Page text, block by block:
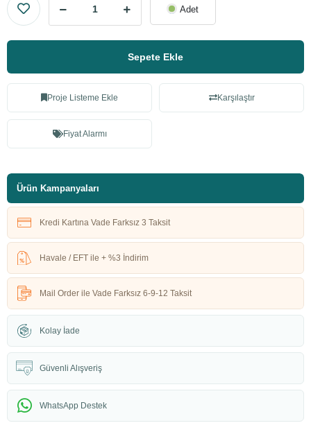
Adet
Sepete Ekle
Proje Listeme Ekle Karşılaştır
Fiyat Alarmı
Ürün Kampanyaları
Kredi Kartına Vade Farksız 3 Taksit
Havale / EFT ile + %3 İndirim
Mail Order ile Vade Farksız 6-9-12 Taksit
Kolay İade
Güvenli Alışveriş
WhatsApp Destek